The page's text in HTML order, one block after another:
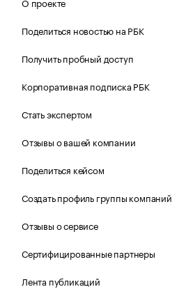
Поделиться новостью на РБК
Получить пробный доступ
Корпоративная подписка РБК
Стать экспертом
Отзывы о вашей компании
Поделиться кейсом
Создать профиль группы компаний
Отзывы о сервисе
Сертифицированные партнеры
Лента публикаций